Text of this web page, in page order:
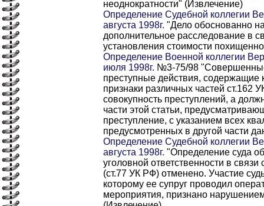
неоднократности" (Извлечение)
Определение Судебной коллегии
августа 1998г. "Дело обоснованно
дополнительное расследование в
установления стоимости
Определение Военной коллегии
июля 1998г. №3-75/98
преступные действия,
признаки различных частей ст.162
совокупность преступлений, а
части этой статьи,
преступление, с указанием всех
предусмотренных в другой части
Определение Судебной коллегии
августа 1998г. "Определение суда
уголовной ответственности в
(ст.77 УК РФ) отменено. Участие
которому ее супруг проводил
мероприятия, признано